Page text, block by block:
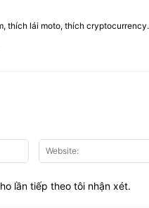
thích lái moto, thích cryptocurrency.
Email:*
lần tiếp theo tôi nhận xét.